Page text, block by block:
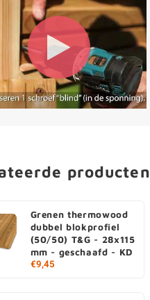
producten
Grenen thermowood
dubbel blokprofiel
(50/50) T&G - 28x115
mm - geschaafd - KD
€9,45